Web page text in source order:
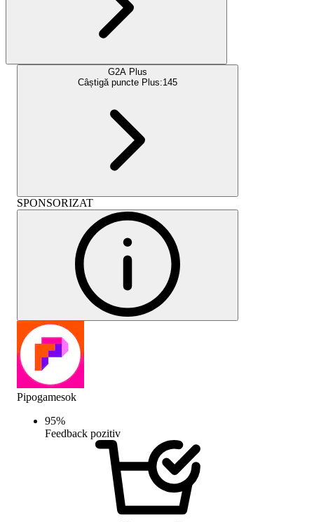
G2A Plus
Câștigă puncte Plus:145
SPONSORIZAT
Pipogamesok
95%
Feedback pozitiv